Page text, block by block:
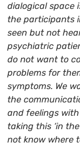
dialogical space
the participants
seen but not
psychiatric
do not want to
problems for
symptoms. We
the
and feelings
taking this ‘in
not know where